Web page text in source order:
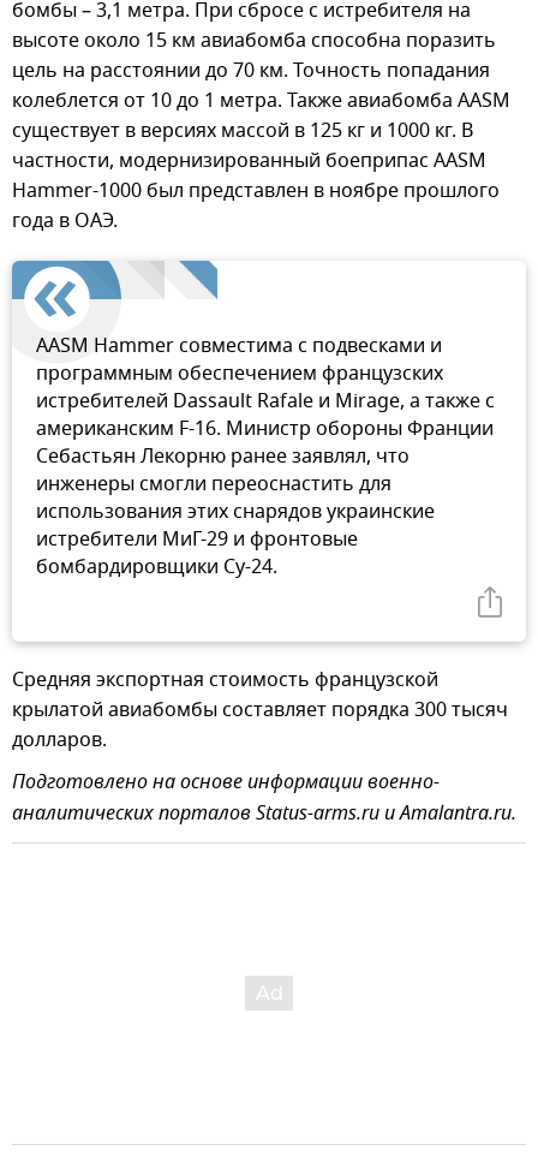
бомбы – 3,1 метра. При сбросе с истребителя на
высоте около 15 км авиабомба способна поразить
цель на расстоянии до 70 км. Точность попадания
колеблется от 10 до 1 метра. Также авиабомба AASM
существует в версиях массой в 125 кг и 1000 кг. В
частности, модернизированный боеприпас AASM
Hammer-1000 был представлен в ноябре прошлого
года в ОАЭ.
AASM Hammer совместима с подвесками и
программным обеспечением французских
истребителей Dassault Rafale и Mirage, а также с
американским F-16. Министр обороны Франции
Себастьян Лекорню ранее заявлял, что
инженеры смогли переоснастить для
использования этих снарядов украинские
истребители МиГ-29 и фронтовые
бомбардировщики Су-24.
Средняя экспортная стоимость французской
крылатой авиабомбы составляет порядка 300 тысяч
долларов.
Подготовлено на основе информации военно-
аналитических порталов Status-arms.ru и Amalantra.ru.